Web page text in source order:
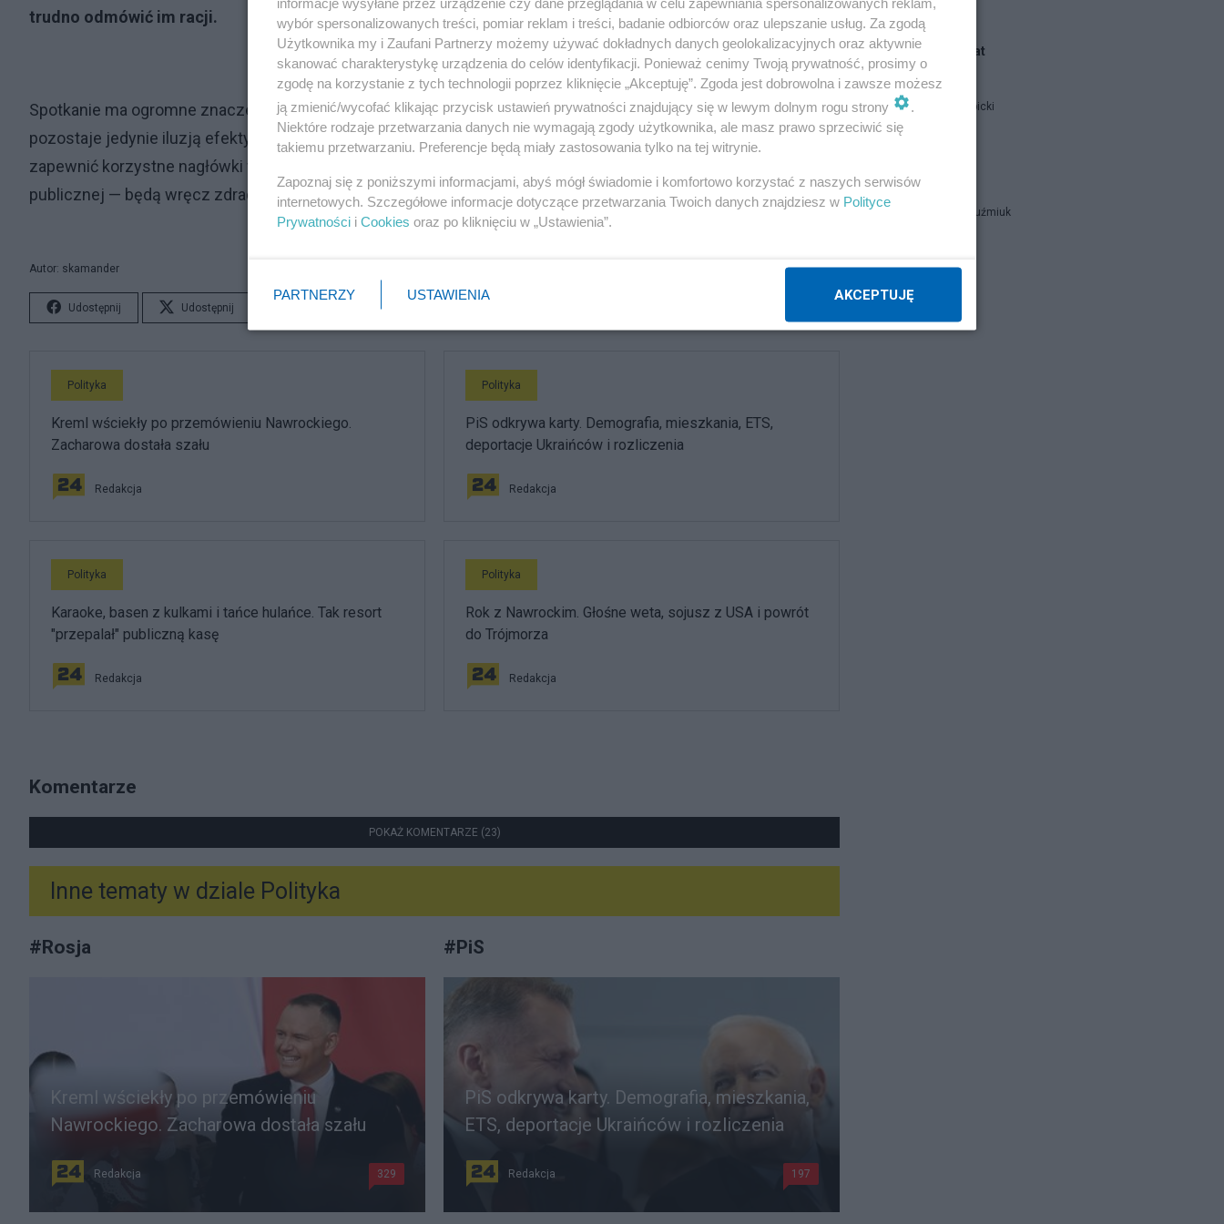
trudno odmówić im racji.
Spotkanie ma ogromne znaczenie symboliczne, lecz bez udziału Ukrainy i jasno określonego planu działania
pozostaje jedynie iluzją efektywnej dyplomacji. Takie rozmowy, prowadzone z pominięciem Kijowa, mogą
zapewnić korzystne nagłówki w mediach, lecz nie przyniosą rzeczywistych rezultatów, a w oczach części opinii
publicznej — będą wręcz zdradą międzynarodowej solidarności.
Autor: skamander
Udostępnij Udostępnij
Polityka
Kreml wściekły po przemówieniu Nawrockiego.
Zacharowa dostała szału
Redakcja
Polityka
PiS odkrywa karty. Demografia, mieszkania, ETS,
deportacje Ukraińców i rozliczenia
Redakcja
Polityka
Karaoke, basen z kulkami i tańce hulańce. Tak resort
"przepalał" publiczną kasę
Redakcja
Polityka
Rok z Nawrockim. Głośne weta, sojusz z USA i powrót
do Trójmorza
Redakcja
Komentarze
POKAŻ KOMENTARZE (23)
Inne tematy w dziale Polityka
#Rosja
Kreml wściekły po przemówieniu
Nawrockiego. Zacharowa dostała szału
Redakcja 329
#PiS
PiS odkrywa karty. Demografia, mieszkania,
ETS, deportacje Ukraińców i rozliczenia
Redakcja 197
Blogi na ten temat
Jan Filip Libicki
Zbigniew Kuźmiuk
Napisz notkę
wybór spersonalizowanych treści, pomiar reklam i treści, badanie odbiorców oraz ulepszanie usług. Za zgodą
Użytkownika my i Zaufani Partnerzy możemy używać dokładnych danych geolokalizacyjnych oraz aktywnie
skanować charakterystykę urządzenia do celów identyfikacji. Ponieważ cenimy Twoją prywatność, prosimy o
zgodę na korzystanie z tych technologii poprzez kliknięcie „Akceptuję”. Zgoda jest dobrowolna i zawsze możesz
ją zmienić/wycofać klikając przycisk ustawień prywatności znajdujący się w lewym dolnym rogu strony
.
Niektóre rodzaje przetwarzania danych nie wymagają zgody użytkownika, ale masz prawo sprzeciwić się
takiemu przetwarzaniu. Preferencje będą miały zastosowania tylko na tej witrynie.
Zapoznaj się z poniższymi informacjami, abyś mógł świadomie i komfortowo korzystać z naszych serwisów
internetowych. Szczegółowe informacje dotyczące przetwarzania Twoich danych znajdziesz w Polityce
Prywatności i Cookies oraz po kliknięciu w „Ustawienia”.
PARTNERZY USTAWIENIA AKCEPTUJĘ